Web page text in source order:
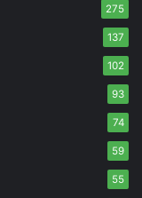
275
137
102
93
74
59
55